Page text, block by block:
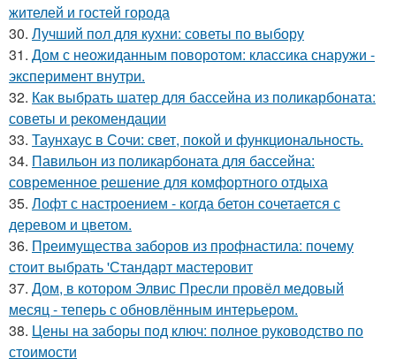
жителей и гостей города
30. Лучший пол для кухни: советы по выбору
31. Дом с неожиданным поворотом: классика снаружи -
эксперимент внутри.
32. Как выбрать шатер для бассейна из поликарбоната:
советы и рекомендации
33. Таунхаус в Сочи: свет, покой и функциональность.
34. Павильон из поликарбоната для бассейна:
современное решение для комфортного отдыха
35. Лофт с настроением - когда бетон сочетается с
деревом и цветом.
36. Преимущества заборов из профнастила: почему
стоит выбрать 'Стандарт мастеровит
37. Дом, в котором Элвис Пресли провёл медовый
месяц - теперь с обновлённым интерьером.
38. Цены на заборы под ключ: полное руководство по
стоимости